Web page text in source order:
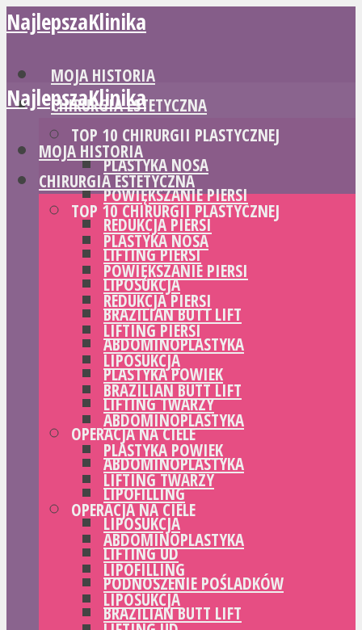
NajlepszaKlinika
MOJA HISTORIA
CHIRURGIA ESTETYCZNA
TOP 10 CHIRURGII PLASTYCZNEJ
PLASTYKA NOSA
POWIĘKSZANIE PIERSI
REDUKCJA PIERSI
LIFTING PIERSI
LIPOSUKCJA
BRAZILIAN BUTT LIFT
ABDOMINOPLASTYKA
PLASTYKA POWIEK
LIFTING TWARZY
OPERACJA NA CIELE
ABDOMINOPLASTYKA
LIPOFILLING
LIPOSUKCJA
LIFTING UD
PODNOSZENIE POŚLADKÓW
BRAZILIAN BUTT LIFT
NajlepszaKlinika
MOJA HISTORIA
CHIRURGIA ESTETYCZNA
TOP 10 CHIRURGII PLASTYCZNEJ
PLASTYKA NOSA
POWIĘKSZANIE PIERSI
REDUKCJA PIERSI
LIFTING PIERSI
LIPOSUKCJA
BRAZILIAN BUTT LIFT
ABDOMINOPLASTYKA
PLASTYKA POWIEK
LIFTING TWARZY
OPERACJA NA CIELE
ABDOMINOPLASTYKA
LIPOFILLING
LIPOSUKCJA